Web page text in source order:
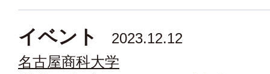
イベント
2023.12.12
名古屋商科大学